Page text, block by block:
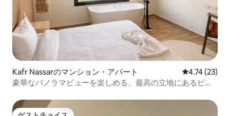
Kafr Nassarのマンション・アパート レビュー23
4.74 (23)
豪華なパノラマビューを楽しめる、最高の立地にあるピラ